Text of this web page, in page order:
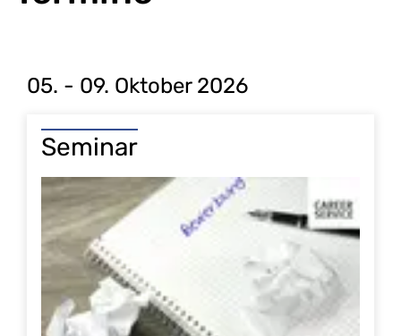
05. - 09. Oktober 2026
Seminar